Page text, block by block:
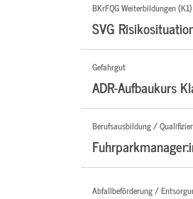
BKrFQG Weiterbildungen (K1)
SVG
Gefahrgut
ADR-Aufbaukurs
Berufsausbildung /
Abfallbeförderung /